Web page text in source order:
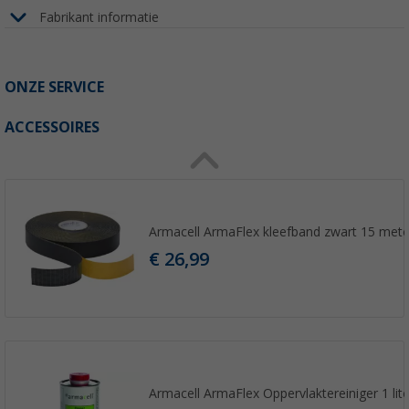
Fabrikant informatie
ONZE SERVICE
ACCESSOIRES
Armacell ArmaFlex kleefband zwart 15
€ 26,99
Armacell ArmaFlex Oppervlaktereiniger 1